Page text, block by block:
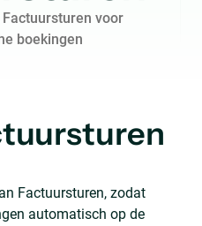
voor
boekingen
Factuursturen, zodat
automatisch op de